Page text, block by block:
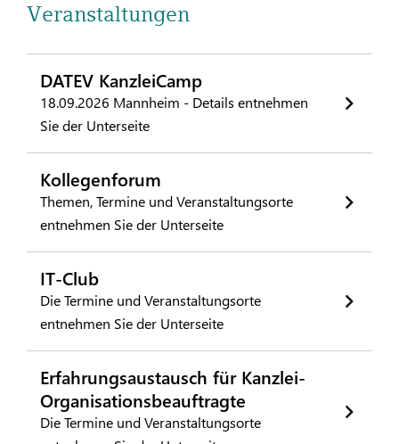
Veranstaltungen
DATEV KanzleiCamp
18.09.2026 Mannheim - Details entnehmen
Sie der Unterseite
Kollegenforum
Themen, Termine und Veranstaltungsorte
entnehmen Sie der Unterseite
IT-Club
Die Termine und Veranstaltungsorte
entnehmen Sie der Unterseite
Erfahrungsaustausch für Kanzlei-
Organisationsbeauftragte
Die Termine und Veranstaltungsorte